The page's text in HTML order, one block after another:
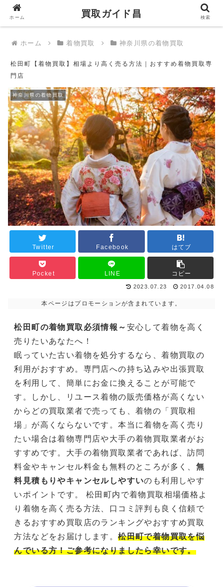
買取ガイド昌
ホーム 着物買取 神奈川県の着物買取
松田町【着物買取】相場より高く売る方法｜おすすめ着物買取専
門店
神奈川県の着物買取
Twitter Facebook はてブ
Pocket LINE コピー
2023.07.23 2017.04.08
本ページはプロモーションが含まれています。
松田町の着物買取必須情報～ 安心して着物を高く
売りたいあなたへ！
眠っていた古い着物を処分するなら、着物買取の
利用がおすすめ。専門店への持ち込みや出張買取
を利用して、簡単にお金に換えることが可能で
す。しかし、リユース着物の販売価格が高くない
からどの買取業者で売っても、着物の「買取相
場」が高くならないです。本当に着物を高く売り
たい場合は着物専門店や大手の着物買取業者がお
すすめです。大手の着物買取業者であれば、訪問
料金やキャンセル料金も無料のところが多く、 無
料見積もりやキャンセルしやすいのも利用しやす
いポイントです。 松田町内で着物買取相場価格よ
り着物を高く売る方法、口コミ評判も良く信頼で
きるおすすめ買取店のランキングやおすすめ買取
方法などをお届けします。松田町で着物買取を悩
んでいる方！ご参考になりましたら幸いです。
ホーム 買取ガイド昌 検索